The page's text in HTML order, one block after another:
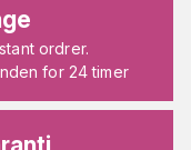
ordrer.
for 24 timer